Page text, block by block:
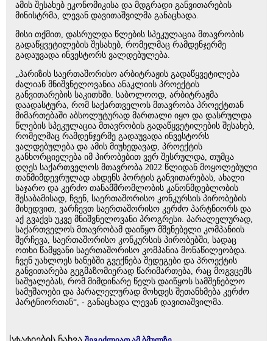
ამის შესახებ ეკონომიკისა და მდგრადი განვითარების
მინისტრმა, ლევან დავითაშვილმა განაცხადა.
მისი თქმით, დასრულდა წლების სპეკულაცია მთავრობის
გადაწყვეტილების შესახებ, რომელმაც რამდენჯერმე
გადაუვადა ინვესტორს ვალდებულება.
„პარიზის საერთაშორისო არბიტრაჟის გადაწყვეტილება
ძალიან მნიშვნელოვანია ანაკლიის პროექტის
განვითარების საკითხში. საბოლოოდ, არბიტრაჟმა
დაადასტურა, რომ საქართველოს მთავრობა პროექტთან
მიმართებაში აბსოლუტურად მართალი იყო და დასრულდა
წლების სპეკულაცია მთავრობის გადაწყვეტილების შესახებ,
რომელმაც რამდენჯერმე გადაუვადა ინვესტორს
ვალდებულება და ამის მიუხედავად, პროექტის
განხორციელება იმ პირობებით ვერ შესრულდა, თუმცა
დღეს საქართველოს მთავრობა 2022 წლიდან მოყოლებული
თანმიმდევრულად ახდენს პორტის განვითარებას, ახალი
საჯარო და კერძო თანამშრომლობის კანონმდებლობის
შესაბამისად, ჩვენ, საერთაშორისო კონკურსის პირობების
მიხედვით, ვარჩევთ საერთაშორისო კერძო პარტნიორს და
აქ გვაქვს უკვე მნიშვნელოვანი პროგრესი. პარალელურად,
საქართველოს მთავრობამ დაიწყო მშენებელი კომპანიის
შერჩევა, საერთაშორისო კონკურსის პირობებში, სადაც
ოთხი წამყვანი საერთაშორისო კომპანია მონაწილეობდა.
ჩვენ უახლოეს ხანებში გვექნება შედეგები და პროექტის
განვითარება გეგმაზომიერად წარიმართება, რაც მოგვცემს
საშუალებას, რომ მიმდინარე წელს დაიწყოს სამშენებლო
სამუშაოები და პარალელურად მოხდეს შეთანხმება კერძო
პარტნიორთან“, - განაცხადა ლევან დავითაშვილმა.